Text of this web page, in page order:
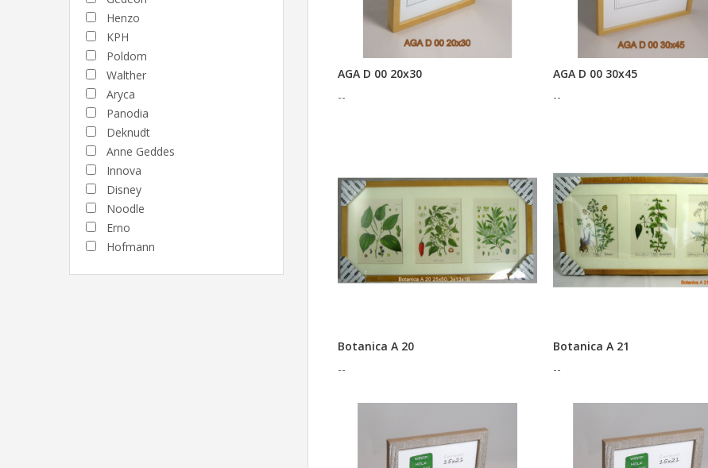
Henzo
KPH
Poldom
Walther
Aryca
Panodia
Deknudt
Anne Geddes
Innova
Disney
Noodle
Erno
Hofmann
AGA D 00 20x30
--
AGA D 00 30x45
--
Botanica A 20
--
Botanica A 21
--